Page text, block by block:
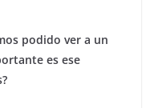
podido ver a un
es ese